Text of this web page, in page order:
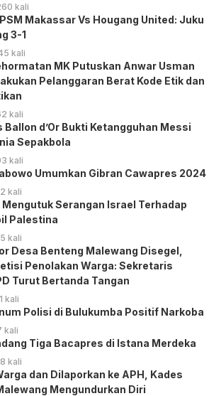
kali
Makassar Vs Hougang United: Juku
3-1
kali
MK Putuskan Anwar Usman
Pelanggaran Berat Kode Etik dan
kali
d’Or Bukti Ketangguhan Messi
Sepakbola
kali
Umumkan Gibran Cawapres 2024
kali
Serangan Israel Terhadap
Palestina
kali
Desa Benteng Malewang Disegel,
Penolakan Warga: Sekretaris
Turut Bertanda Tangan
kali
Polisi di Bulukumba Positif Narkoba
kali
Tiga Bacapres di Istana Merdeka
kali
dan Dilaporkan ke APH, Kades
Mengundurkan Diri